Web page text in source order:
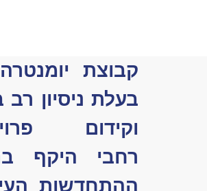
קבוצת